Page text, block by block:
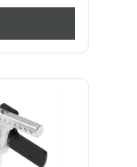
100kg: 3°;